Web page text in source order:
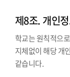
제8조. 개인
학교는 원칙적으
지체없이 해당 개
같습니다.